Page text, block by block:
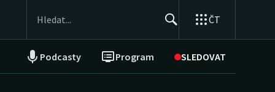
ČT
Podcasty Program SLEDOVAT
NEPŘEHLÉDNĚTE